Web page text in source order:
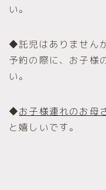
い。
◆託児はありません
予約の際に、お子様
い。
◆お子様連れのお母
と嬉しいです。